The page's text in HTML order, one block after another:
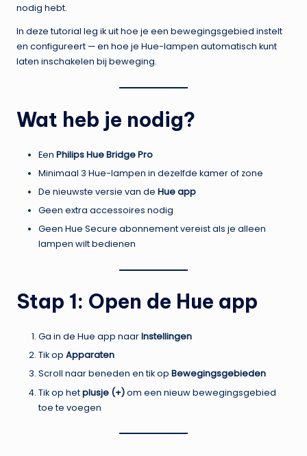
nodig hebt.
In deze tutorial leg ik uit hoe je een bewegingsgebied instelt
en configureert — en hoe je Hue-lampen automatisch kunt
laten inschakelen bij beweging.
Wat heb je nodig?
Een Philips Hue Bridge Pro
Minimaal 3 Hue-lampen in dezelfde kamer of zone
De nieuwste versie van de Hue app
Geen extra accessoires nodig
Geen Hue Secure abonnement vereist als je alleen
lampen wilt bedienen
Stap 1: Open de Hue app
Ga in de Hue app naarInstellingen
Tik op Apparaten
Scroll naar beneden en tik op Bewegingsgebieden
Tik op hetplusje (+)om een nieuw bewegingsgebied
toe te voegen